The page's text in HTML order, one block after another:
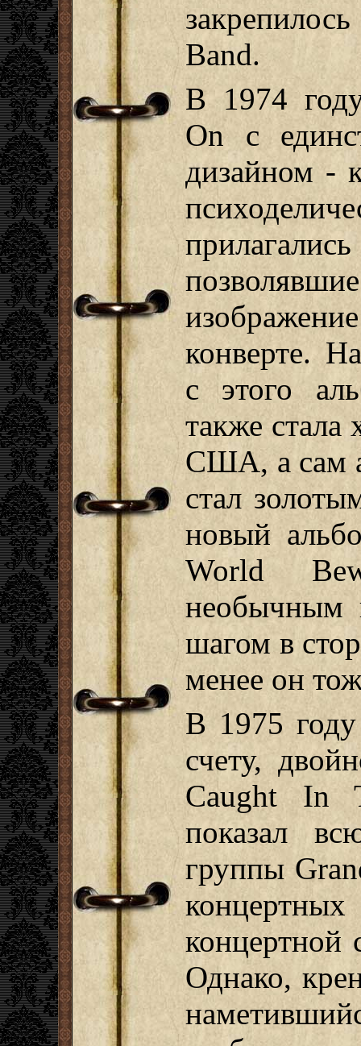
Band.
В 1974
On с
дизайном -
конверте.
с этого
также стала
США, а сам
стал
новый
World
необычным
шагом в
менее он
В 1975
счету,
Caught In
показал
группы
концертной
Однако,